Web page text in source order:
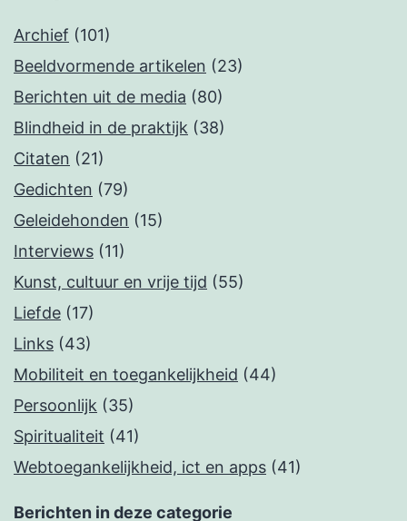
Archief (101)
Beeldvormende artikelen (23)
Berichten uit de media (80)
Blindheid in de praktijk (38)
Citaten (21)
Gedichten (79)
Geleidehonden (15)
Interviews (11)
Kunst, cultuur en vrije tijd (55)
Liefde (17)
Links (43)
Mobiliteit en toegankelijkheid (44)
Persoonlijk (35)
Spiritualiteit (41)
Webtoegankelijkheid, ict en apps (41)
Berichten in deze categorie